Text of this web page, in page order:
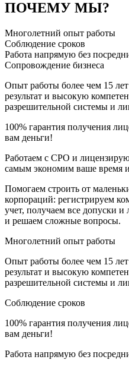
ПОЧЕМУ МЫ?
Многолетний опыт работы
Соблюдение сроков
Работа напрямую без
Сопровождение бизнеса
Опыт работы более чем 15
результат и высокую
разрешительной системы и
100% гарантия получения
вам деньги!
Работаем с СРО и
самым экономим ваше время
Помогаем строить от
корпораций: регистрируем
учет, получаем все допуски
и решаем сложные вопросы.
Многолетний опыт работы
Опыт работы более чем 15
результат и высокую
разрешительной системы и
Соблюдение сроков
100% гарантия получения
вам деньги!
Работа напрямую без